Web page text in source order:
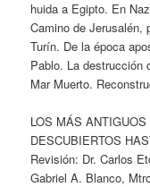
huida a Egipto. En
Camino de Jerusalén,
Turín. De la época
Pablo. La destrucción
Mar Muerto.
LOS MÁS
DESCUBIERTOS
Revisión: Dr. Carlos
Gabriel A. Blanco,